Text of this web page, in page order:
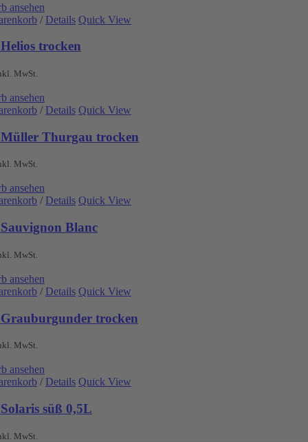
ansehen
/ Details Quick View
trocken
MwSt.
ansehen
/ Details Quick View
Thurgau trocken
MwSt.
ansehen
/ Details Quick View
Blanc
MwSt.
ansehen
/ Details Quick View
trocken
MwSt.
ansehen
/ Details Quick View
süß 0,5L
MwSt.